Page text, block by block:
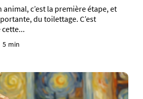
c’est la première étape, et
du toilettage. C’est
5 min